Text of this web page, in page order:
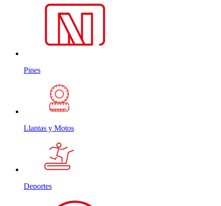
Pines
Llantas y Motos
Deportes